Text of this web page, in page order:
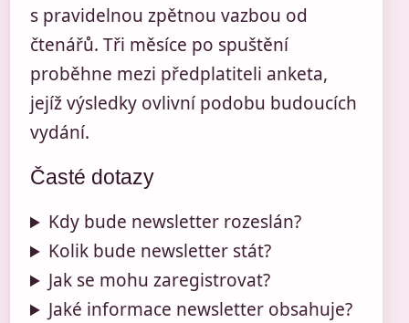
s pravidelnou zpětnou vazbou od
čtenářů. Tři měsíce po spuštění
proběhne mezi předplatiteli anketa,
jejíž výsledky ovlivní podobu budoucích
vydání.
Časté dotazy
Kdy bude newsletter rozeslán?
Kolik bude newsletter stát?
Jak se mohu zaregistrovat?
Jaké informace newsletter obsahuje?